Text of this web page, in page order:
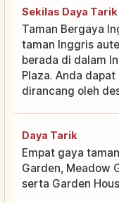
Sekilas Daya Tarik
Taman Bergaya
taman Inggris
berada di dalam
Plaza. Anda
dirancang oleh
Daya Tarik
Empat gaya
Garden, Meadow
serta Garden